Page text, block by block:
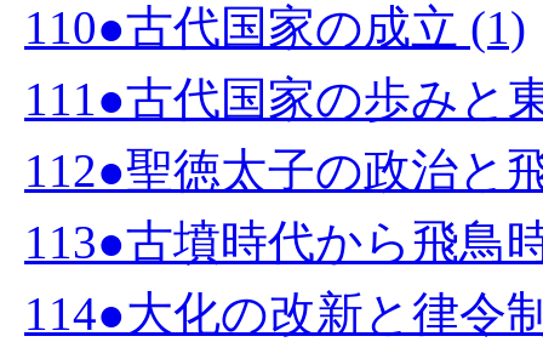
110●古代国家の成立 (1)
111●古代国家の歩みと
112●聖徳太子の政治と
113●古墳時代から飛鳥
114●大化の改新と律令